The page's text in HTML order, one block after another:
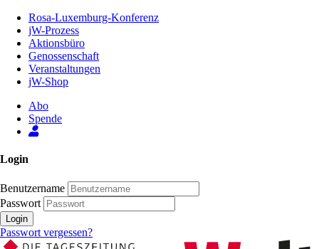
Inhalt
Seite
Rosa-Luxemburg-Konferenz
jW-Prozess
Aktionsbüro
Genossenschaft
Veranstaltungen
jW-Shop
Abo
Spende
Login
Benutzername
Passwort
Login
Passwort vergessen?